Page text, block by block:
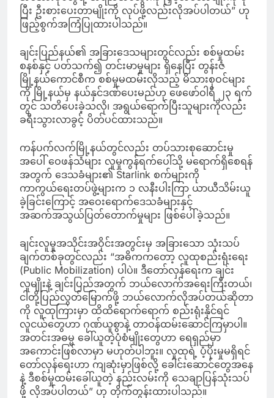
ပြီး ဦးစားပေးတာမျိုးကို လုပ်ဖို့လည်းလိုအပ်ပါတယ်” ဟု
ဖြည့်စွက်အကြံပြုထားပါသည်။
ချင်းပြည်နယ်၏ အခြားဒေသများတွင်လည်း စစ်မှုထမ်း
စနစ်နှင့် ပတ်သက်၍ တင်းမာမှုများ ရှိနေပြီး တွန်းဇံ
မြို့နယ်ကောင်စီက စစ်မှုမထမ်းလိုသည့် မိသားစုဝင်များ
ကို မြို့နယ်မှ နယ်နှင်ဒဏ်ပေးမည်ဟု ဖေဖော်ဝါရီ ၂၃ ရက်
တွင် သတိပေးခဲ့သလို၊ အရွယ်ရောက်ပြီးသူများကိုလည်း
ခရီးသွားလာခွင့် ပိတ်ပင်ထားသည်။
ကန်ပက်လက်မြို့နယ်တွင်လည်း တပ်သားစုဆောင်းမှု
အပေါ် ဝေဖန်သံများ လူမှုကွန်ရက်ပေါ်သို့ မရောက်ရှိစေရန်
အတွက် ဒေသခံများ၏ Starlink စက်များကို
ကာကွယ်ရေးတပ်ဖွဲ့များက ၁ လနီးပါးကြာ ယာယီသိမ်းယူ
ခဲ့ခြင်းကြောင့် အဝေးရောက်ဒေသခံများနှင့်
အဆက်အသွယ်ပြတ်တောက်မှုများ ဖြစ်ပေါ်ခဲ့သည်။
ချင်းလူမှုအသိုင်းအဝိုင်းအတွင်းမှ အခြားသော သုံးသပ်
ချက်တစ်ခုတွင်လည်း “အဓိကကတော့ လူထုစည်းရုံးရေး
(Public Mobilization) ပါပဲ။ ဒီတော်လှန်ရေးက ချင်း
လူမျိုးနဲ့ ချင်းပြည်အတွက် ဘယ်လောက်အရေးကြီးတယ်၊
ငါတို့ပြည်လွတ်မြောက်ဖို့ ဘယ်လောက်လိုအပ်တယ်ဆိုတာ
ကို လူထုကြားမှာ ထိထိရောက်ရောက် စည်းရုံးနိုင်ရင်
လူငယ်တွေဟာ ဂုဏ်ယူစွာနဲ့ တာဝန်ထမ်းဆောင်ကြမှာပါ။
အတင်းအဓမ္မ ခေါ်ယူတဲ့ပုံစံမျိုးတွေဟာ ရေရှည်မှာ
အကောင်းဖြစ်လာမှာ မဟုတ်ပါဘူး။ လူထုရဲ့ ပံ့ပိုးမှုမရှိရင်
တော်လှန်ရေးဟာ ကျဆုံးမှာဖြစ်လို့ ခေါင်းဆောင်တွေအနေ
နဲ့ ဒီစစ်မှုထမ်းခေါ်ယူတဲ့ နည်းလမ်းကို သေချာပြန်သုံးသပ်
ဖို့ လိုအပ်ပါတယ်” ဟု တိုက်တွန်းထားပါသည်။